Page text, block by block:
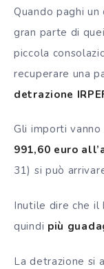
Quando paghi
gran parte di
piccola
recuperare una
detrazione
Gli importi
991,60 euro
31) si può
Inutile dire che il
quindi più
La detrazione si